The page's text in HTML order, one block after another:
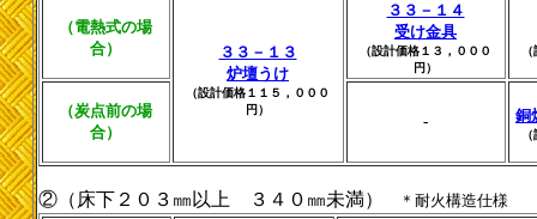
（電熱式の場
合）
３３－１３
炉壇うけ
（設計価格１１５，０００
円）
３３－１４
受け金具
（設計価格１３，０００
円）
（炭点前の場
合）
- 銅
②（床下２０３㎜以上 ３４０㎜未満） ＊耐火構造仕様